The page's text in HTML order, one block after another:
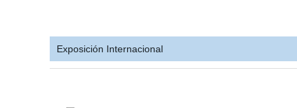
Exposición Internacional